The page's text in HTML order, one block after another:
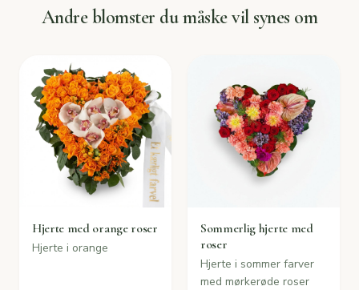
Andre blomster du måske vil synes om
Hjerte med orange roser
Hjerte i orange
Sommerlig hjerte med
roser
Hjerte i sommer farver
med mørkerøde roser